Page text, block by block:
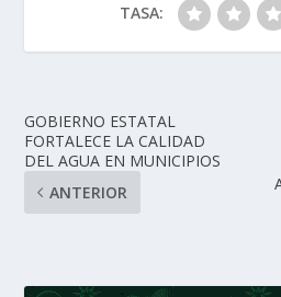
TASA:
GOBIERNO ESTATAL
FORTALECE LA CALIDAD
DEL AGUA EN MUNICIPIOS
ANTERIOR